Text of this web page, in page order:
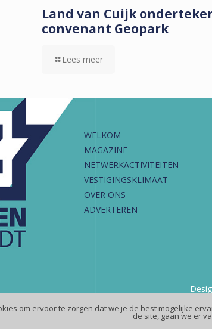
Land van Cuijk
convenant Geopark
Lees meer
WELKOM
MAGAZINE
NETWERKACTIVITEITEN
VESTIGINGSKLIMAAT
OVER ONS
ADVERTEREN
om ervoor te zorgen dat we je de best mogelijke
de site, gaan we er